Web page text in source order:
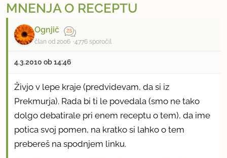
MNENJA O RECEPTU
Ognjič
član od 2006 4776 sporočil
4.3.2010 ob 14:46
Živjo v lepe kraje (predvidevam, da si iz
Prekmurja). Rada bi ti le povedala (smo ne tako
dolgo debatirale pri enem receptu o tem), da ime
potica svoj pomen, na kratko si lahko o tem
prebereš na spodnjem linku.